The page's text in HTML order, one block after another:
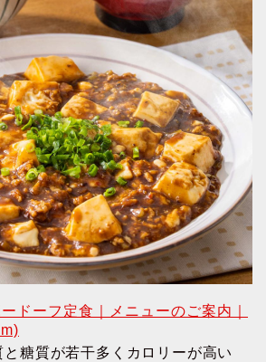
ドーフ定食｜メニューのご案内｜
糖質が若干多くカロリーが高い